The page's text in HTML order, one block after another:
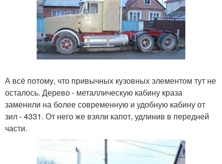
А всё потому, что привычных кузовных элементом тут не
осталось. Дерево - металлическую кабину краза
заменили на более современную и удобную кабину от
зил - 4331. От него же взяли капот, удлинив в передней
части.